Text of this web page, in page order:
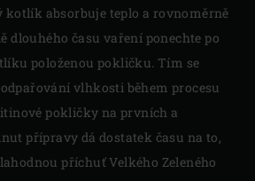
absorbuje teplo a rovnoměrně
dlouhého času vaření ponechte po
položenou pokličku. Tím se
vlhkosti během procesu
pokličky na prvních a
přípravy dá dostatek času na to,
příchuť Velkého Zeleného